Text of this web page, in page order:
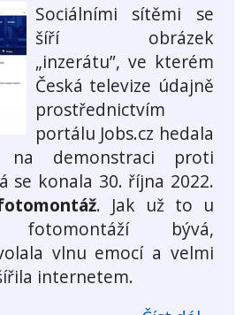
Sociálními sítěmi se
šíří obrázek
„inzerátu”, ve kterém
Česká televize údajně
prostřednictvím
portálu Jobs.cz hedala
na demonstraci proti
se konala 30. října 2022.
. Jak už to u
fotomontáží bývá,
vlnu emocí a velmi
internetem.